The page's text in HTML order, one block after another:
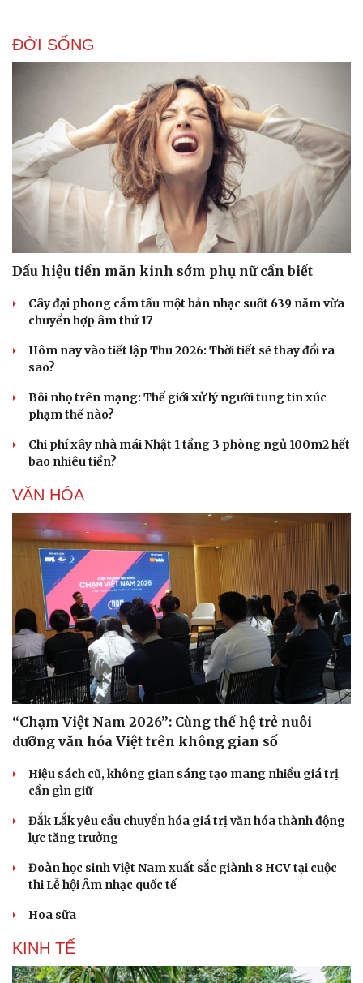
Văn hóa
Sân khấu - Điện ảnh
Văn học
Âm nhạc
Di sản
Nghệ sĩ
Sao Việt
ĐỜI SỐNG
Dấu hiệu tiền mãn kinh sớm phụ nữ cần biết
Cây đại phong cầm tấu một bản nhạc suốt 639 năm vừa
chuyển hợp âm thứ 17
Hôm nay vào tiết lập Thu 2026: Thời tiết sẽ thay đổi ra
sao?
Bôi nhọ trên mạng: Thế giới xử lý người tung tin xúc
phạm thế nào?
Chi phí xây nhà mái Nhật 1 tầng 3 phòng ngủ 100m2 hết
bao nhiêu tiền?
VĂN HÓA
“Chạm Việt Nam 2026”: Cùng thế hệ trẻ nuôi
dưỡng văn hóa Việt trên không gian số
Hiệu sách cũ, không gian sáng tạo mang nhiều giá trị
cần gìn giữ
Đắk Lắk yêu cầu chuyển hóa giá trị văn hóa thành động
lực tăng trưởng
Đoàn học sinh Việt Nam xuất sắc giành 8 HCV tại cuộc
thi Lễ hội Âm nhạc quốc tế
Hoa sữa
KINH TẾ